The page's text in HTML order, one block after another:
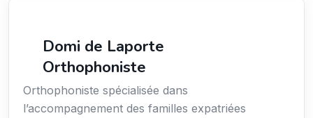
Domi de Laporte
Orthophoniste
Orthophoniste spécialisée dans
l’accompagnement des familles expatriées